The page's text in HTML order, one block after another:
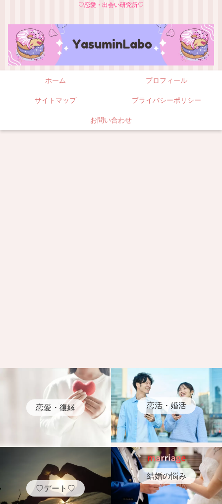
♡恋愛・出会い研究所♡
ホーム プロフィール
サイトマップ プライバシーポリシー
お問い合わせ
恋愛・復縁 恋活・婚活
♡デート♡
結婚の悩み